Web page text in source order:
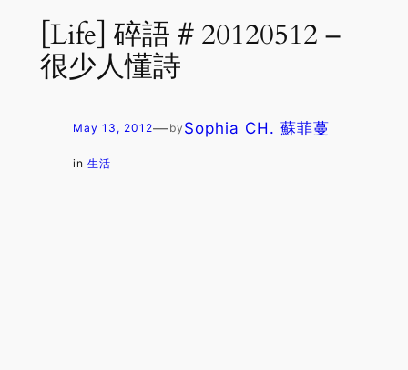
[Life] 碎語 # 20120512 –
很少人懂詩
May 13, 2012—by Sophia CH. 蘇菲蔓
in 生活